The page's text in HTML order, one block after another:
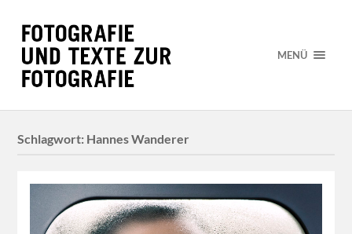
MENÜ
Schlagwort: Hannes Wanderer